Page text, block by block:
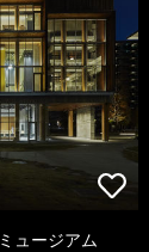
ュージアム